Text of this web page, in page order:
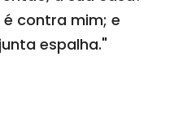
contra mim; e
espalha."